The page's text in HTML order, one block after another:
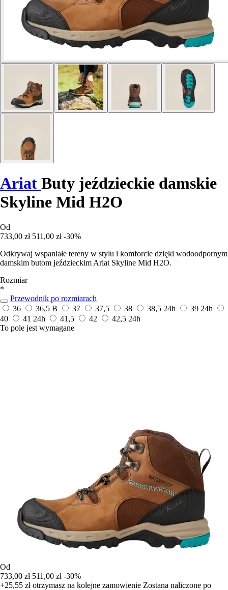
Ariat Buty jeździeckie damskie
Skyline Mid H2O
Od
733,00 zł 511,00 zł -30%
Odkrywaj wspaniałe tereny w stylu i komforcie dzięki wodoodpornym
damskim butom jeździeckim Ariat Skyline Mid H2O.
Rozmiar
*
Przewodnik po rozmiarach
36
36,5 B 37 37,5 38 38,5 24h 39 24h
40
41 24h 41,5 42 42,5 24h
To pole jest wymagane
Od
733,00 zł 511,00 zł -30%
+25,55 złotrzymasz na kolejne zamowienie Zostana naliczone po